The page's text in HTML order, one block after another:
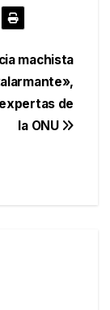
machista
de
la ONU